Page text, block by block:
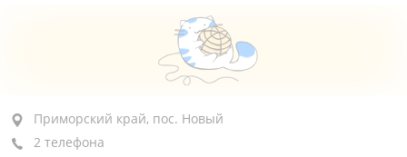
Приморский край, пос. Новый, ул. Хрустальная, 1Б
стр. 2
Приморский край, пос. Новый
2 телефона